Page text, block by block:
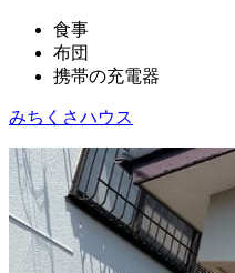
食事
布団
携帯の充電器
みちくさハウス